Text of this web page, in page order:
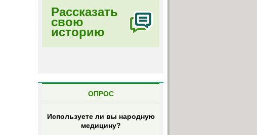
Рассказать
свою
историю
ОПРОС
Используете ли вы народную
медицину?